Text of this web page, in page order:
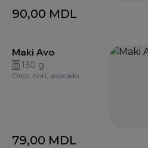
90,00 MDL
Maki Avo
130 g
Orez, nori, avocado.
79,00 MDL